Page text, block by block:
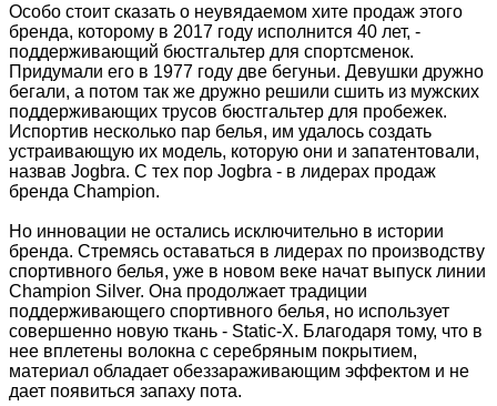
Особо стоит сказать о неувядаемом хите продаж этого
бренда, которому в 2017 году исполнится 40 лет, -
поддерживающий бюстгальтер для спортсменок.
Придумали его в 1977 году две бегуньи. Девушки дружно
бегали, а потом так же дружно решили сшить из мужских
поддерживающих трусов бюстгальтер для пробежек.
Испортив несколько пар белья, им удалось создать
устраивающую их модель, которую они и запатентовали,
назвав Jogbra. С тех пор Jogbra - в лидерах продаж
бренда Champion.
Но инновации не остались исключительно в истории
бренда. Стремясь оставаться в лидерах по производству
спортивного белья, уже в новом веке начат выпуск линии
Champion Silver. Она продолжает традиции
поддерживающего спортивного белья, но использует
совершенно новую ткань - Static-X. Благодаря тому, что в
нее вплетены волокна с серебряным покрытием,
материал обладает обеззараживающим эффектом и не
дает появиться запаху пота.